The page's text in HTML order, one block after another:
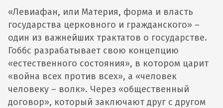
«Левиафан, или Материя, форма и власть
государства церковного и гражданского» –
один из важнейших трактатов о государстве.
Гоббс разрабатывает свою концепцию
«естественного состояния», в котором царит
«война всех против всех», а «человек
человеку – волк». Через «общественный
договор», который заключают друг с другом